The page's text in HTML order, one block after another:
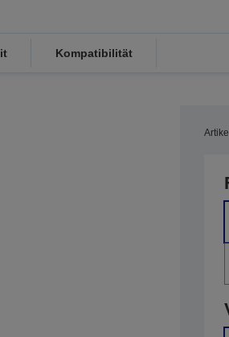
Kompatibilität